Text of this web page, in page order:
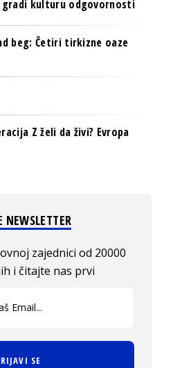
gradi kulturu odgovornosti
beg: Četiri tirkizne oaze
Z želi da živi? Evropa
NEWSLETTER
zajednici od 20000
i čitajte nas prvi
SE